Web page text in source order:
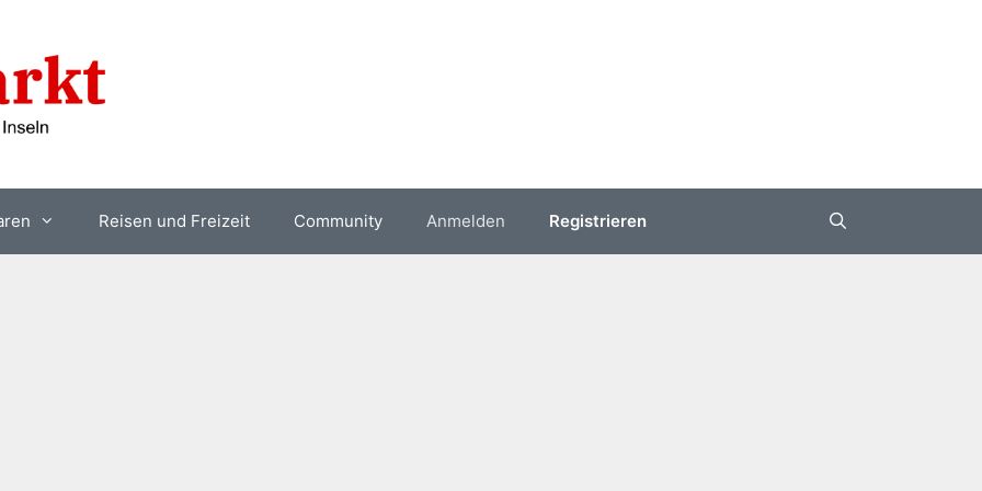
Reisen und Freizeit Community Anmelden Registrieren